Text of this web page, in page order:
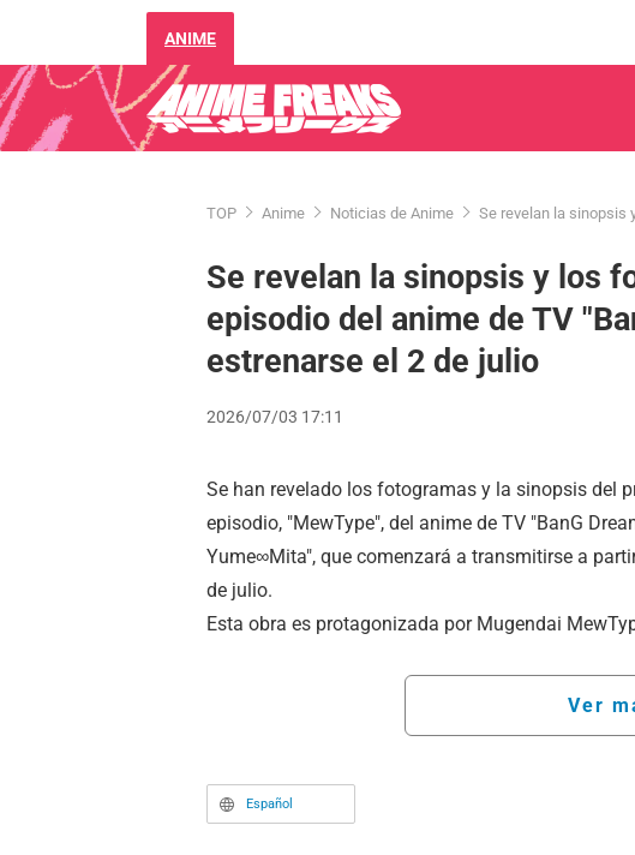
ANIME
TOP Anime Noticias de Anime Se revelan la sinopsis
Se revelan la sinopsis y los
episodio del anime de TV
estrenarse el 2 de julio
2026/07/03 17:11
Se han revelado los fotogramas y la sinopsis del
episodio, "MewType", del anime de TV "BanG
Yume∞Mita", que comenzará a transmitirse a
de julio.
Esta obra es protagonizada por Mugendai
conciertos en vivo y más.
Ver
Español